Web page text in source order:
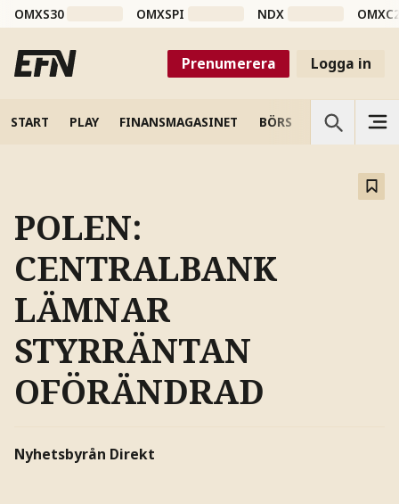
OMXS30 OMXSPI NDX
Prenumerera Logga in
START PLAY FINANSMAGASINET BÖRS VETENSKAP
POLEN:
CENTRALBANK
LÄMNAR
STYRRÄNTAN
OFÖRÄNDRAD
Nyhetsbyrån Direkt